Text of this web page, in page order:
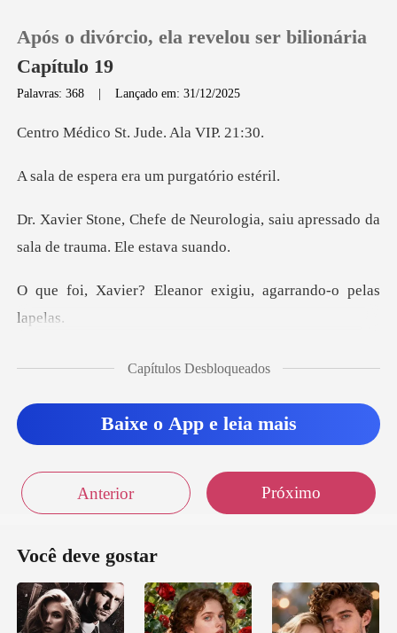
Loja
Sair
Após o divórcio, ela revelou ser bilionária
Capítulo 19
Palavras: 368 |Lançado em: 31/12/2025
St. Jude. Al
ra era um purg
rologia, saiu apressado da
sal
leanor exigiu, agarr
Capítulos Desbloqueados
Baixe o App e leia mais
Anterior Próximo
Você deve gostar